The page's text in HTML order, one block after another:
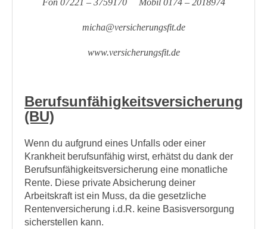
Fon 07221 – 3759170 Mobil 0174 – 2018974
micha@versicherungsfit.de
www.versicherungsfit.de
Berufsunfähigkeitsversicherung
(BU)
Wenn du aufgrund eines Unfalls oder einer
Krankheit berufsunfähig wirst, erhätst du dank der
Berufsunfähigkeitsversicherung eine monatliche
Rente. Diese private Absicherung deiner
Arbeitskraft ist ein Muss, da die gesetzliche
Rentenversicherung i.d.R. keine Basisversorgung
sicherstellen kann.